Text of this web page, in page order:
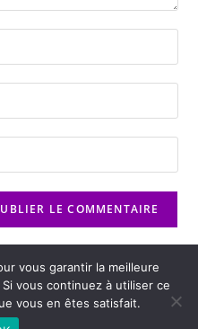
vous garantir la meilleure
vous continuez à utiliser ce
vous en êtes satisfait.